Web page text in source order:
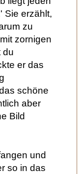
Sie erzählt,
zu
zornigen
du
er das
schöne
aber
Bild
und
so in das